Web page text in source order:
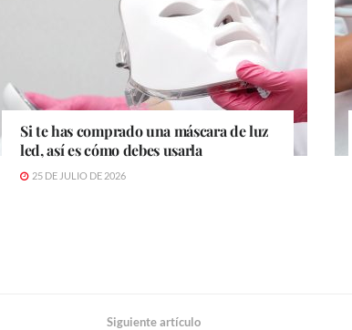
Si te has comprado una máscara de luz
led, así es cómo debes usarla
25 DE JULIO DE 2026
Siguiente artículo